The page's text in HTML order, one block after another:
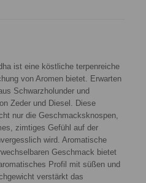
ist eine köstliche terpenreiche
von Aromen bietet. Erwarten
Schwarzholunder und
Zeder und Diesel. Diese
nur die Geschmacksknospen,
zimtiges Gefühl auf der
wird. Aromatische
Geschmack bietet
Profil mit süßen und
verstärkt das